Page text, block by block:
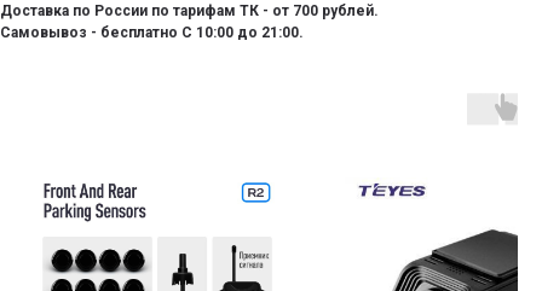
Доставка по России по тарифам ТК - от 700 рублей.
Самовывоз - бесплатно С 10:00 до 21:00.